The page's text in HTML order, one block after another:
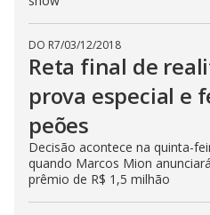
DO R7/03/12/2018
Reta final de
prova especial e
peões
Decisão acontece na quinta-
quando Marcos Mion
prêmio de R$ 1,5 milhão